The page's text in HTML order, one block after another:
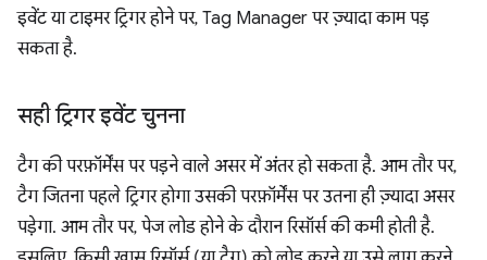
इवेंट या टाइमर ट्रिगर होने पर, Tag Manager पर ज़्यादा काम पड़
सकता है.
सही ट्रिगर इवेंट चुनना
टैग की परफ़ॉर्मेंस पर पड़ने वाले असर में अंतर हो सकता है. आम तौर पर,
टैग जितना पहले ट्रिगर होगा उसकी परफ़ॉर्मेंस पर उतना ही ज़्यादा असर
पड़ेगा. आम तौर पर, पेज लोड होने के दौरान रिसॉर्स की कमी होती है.